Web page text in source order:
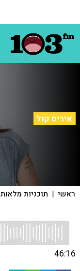
איריס קול
ראשי | תוכניות מלאות
46:16